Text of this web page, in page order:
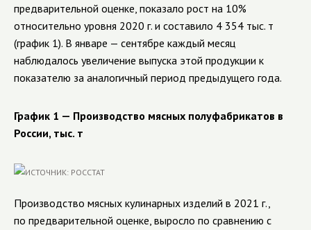
предварительной оценке, показало рост на 10%
относительно уровня 2020 г. и составило 4 354 тыс. т
(график 1). В январе — сентябре каждый месяц
наблюдалось увеличение выпуска этой продукции к
показателю за аналогичный период предыдущего года.
График 1 — Производство мясных полуфабрикатов в
России, тыс. т
Производство мясных кулинарных изделий в 2021 г.,
по предварительной оценке, выросло по сравнению с